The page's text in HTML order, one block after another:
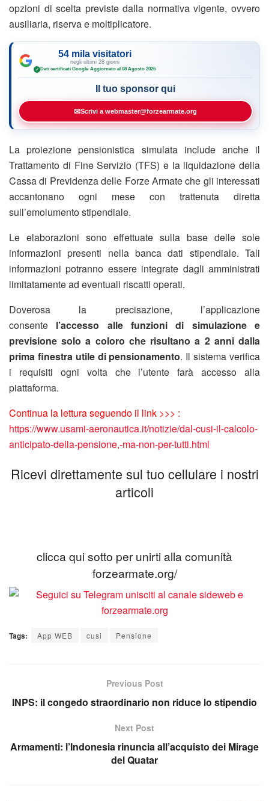
opzioni di scelta previste dalla normativa vigente, ovvero
ausiliaria, riserva e moltiplicatore.
54 mila visitatori
negli ultimi 28 giorni
✓ Dati certificati Google·Aggiornato al 08 Agosto 2026
Il tuo sponsor qui
✉Scrivi a webmaster@forzearmate.org
La proiezione pensionistica simulata include anche il
Trattamento di Fine Servizio (TFS) e la liquidazione della
Cassa di Previdenza delle Forze Armate che gli interessati
accantonano ogni mese con trattenuta diretta
sull’emolumento stipendiale.
Le elaborazioni sono effettuate sulla base delle sole
informazioni presenti nella banca dati stipendiale. Tali
informazioni potranno essere integrate dagli amministrati
limitatamente ad eventuali riscatti operati.
Doverosa la precisazione, l’applicazione
consente l’accesso alle funzioni di simulazione e
previsione solo a coloro che risultano a 2 anni dalla
prima finestra utile di pensionamento. Il sistema verifica
i requisiti ogni volta che l’utente farà accesso alla
piattaforma.
Continua la lettura seguendo il link >>> :
https://www.usami-aeronautica.it/notizie/dal-cusi-il-calcolo-
anticipato-della-pensione,-ma-non-per-tutti.html
Ricevi direttamente sul tuo cellulare i nostri
articoli
clicca qui sotto per unirti alla comunità
forzearmate.org/
Tags: App WEB cusi Pensione
Previous Post
INPS: il congedo straordinario non riduce lo stipendio
Next Post
Armamenti: l’Indonesia rinuncia all’acquisto dei Mirage
del Quatar